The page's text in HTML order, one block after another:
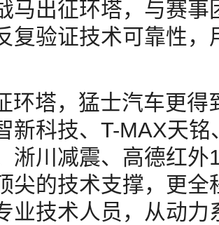
马出征环塔，与赛
复验证技术可靠性
环塔，猛士汽车更
新科技、T-MAX天
淅川减震、高德红
尖的技术支撑，更
业技术人员，从动